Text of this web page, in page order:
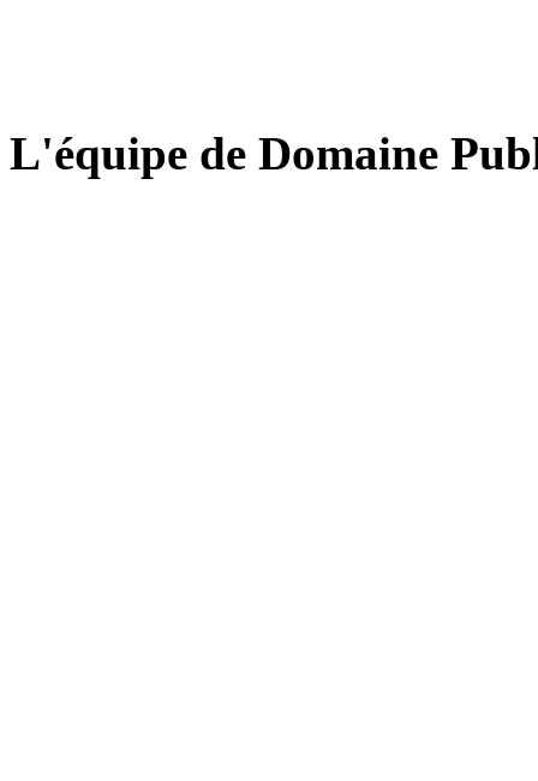
L'équipe de Domaine